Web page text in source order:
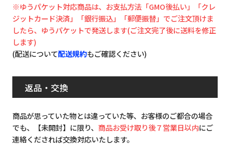
※ゆうパケット対応商品は、お支払方法「GMO後払い」「クレ
ジットカード決済」「銀行振込」「郵便振替」でご注文頂けま
したら、ゆうパケットで発送します(ご注文完了後に送料を修正
します)
(配送について配送規約もご確認ください)
返品・交換
商品が思っていた物とは違っていた等、お客様のご都合の場合
でも、【未開封】に限り、 商品お受け取り後７営業日以内にご
連絡くだされば交換対応いたします。